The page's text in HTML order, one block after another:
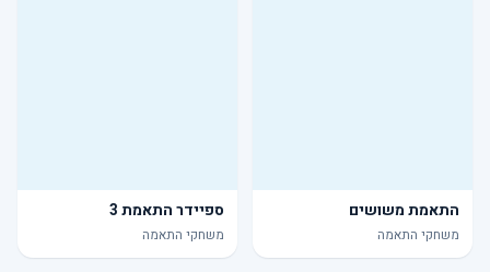
התאמת משושים
משחקי התאמה
ספיידר התאמת 3
משחקי התאמה